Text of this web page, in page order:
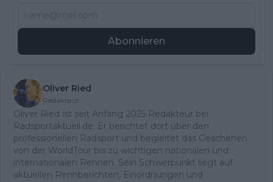
Abonnieren
Oliver Ried
Redakteur
Oliver Ried ist seit Anfang 2025 Redakteur bei
Radsportaktuell.de. Er berichtet dort über den
professionellen Radsport und begleitet das Geschehen
von der WorldTour bis zu wichtigen nationalen und
internationalen Rennen. Sein Schwerpunkt liegt auf
aktuellen Rennberichten, Einordnungen und